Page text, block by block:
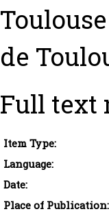
de
Full text
Item Type:
Language:
Date:
Place of Publication: